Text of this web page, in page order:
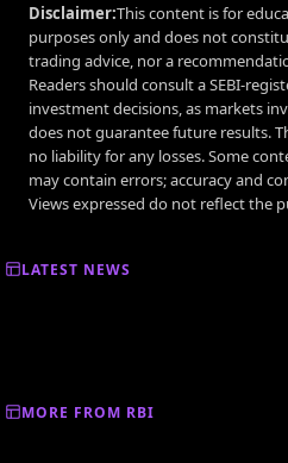
Disclaimer:This content is for
purposes only and does not
trading advice, nor a
Readers should consult a SEBI-
investment decisions, as markets
does not guarantee future results.
no liability for any losses. Some
may contain errors; accuracy and
Views expressed do not reflect the
LATEST NEWS
MORE FROM RBI